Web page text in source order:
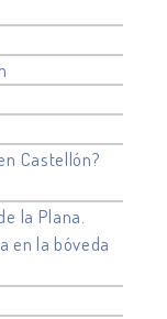
Castellón?
la Plana.
en la bóveda